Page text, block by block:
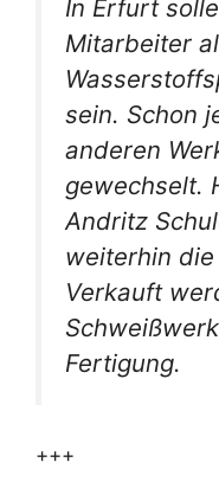
In Erfurt
Mitarbeiter
sein. Schon
anderen
gewechselt.
Andritz
weiterhin
Verkauft
Fertigung.
+++